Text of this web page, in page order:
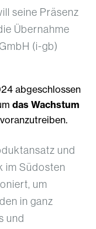
seine Präsenz
Übernahme
(i-gb)
abgeschlossen
das Wachstum
und
im Südosten
um
in ganz
und